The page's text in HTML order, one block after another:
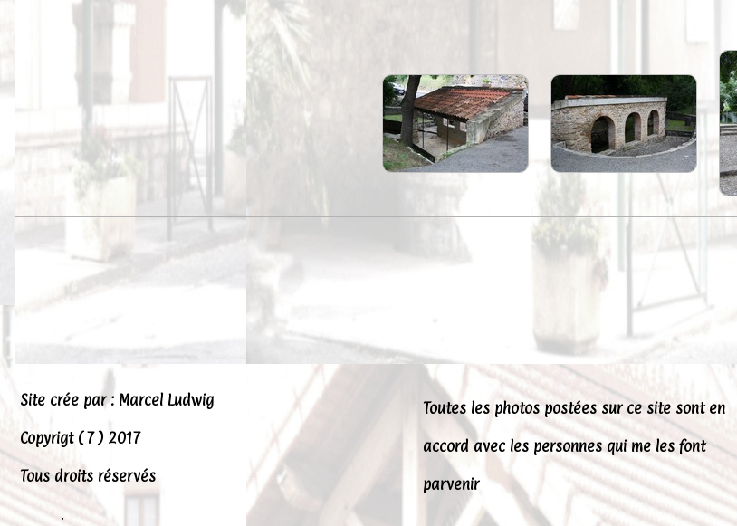
Site crée par : Marcel Ludwig
Copyrigt ( 7 ) 2017
Tous droits réservés
.
Toutes les photos postées sur ce site sont en
accord avec les personnes qui me les font
parvenir